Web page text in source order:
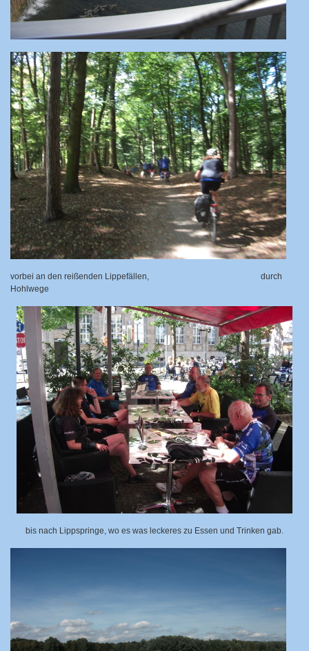
vorbei an den reißenden Lippefällen, durch
Hohlwege
bis nach Lippspringe, wo es was leckeres zu Essen und Trinken gab.